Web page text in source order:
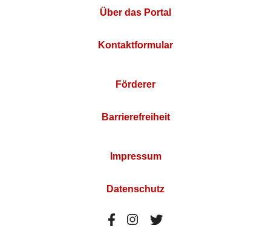
Über das Portal
Kontaktformular
Förderer
Barrierefreiheit
Impressum
Datenschutz